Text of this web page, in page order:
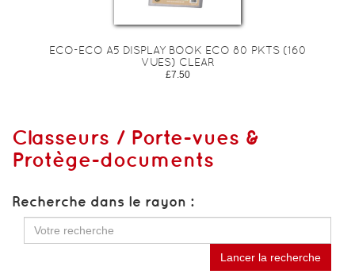
ECO-ECO A5 DISPLAY BOOK ECO 80 PKTS (160
VUES) CLEAR
£7.50
Classeurs / Porte-vues &
Protège-documents
Recherche dans le rayon :
Lancer la recherche